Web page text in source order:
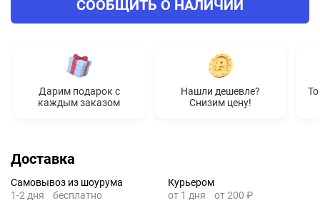
СООБЩИТЬ О НАЛИЧИИ
Дарим подарок с
каждым заказом
Нашли дешевле?
Снизим цену!
Доставка
Самовывоз из шоурума
1-2 дня
бесплатно
Курьером
от 1 дня
от 200 ₽